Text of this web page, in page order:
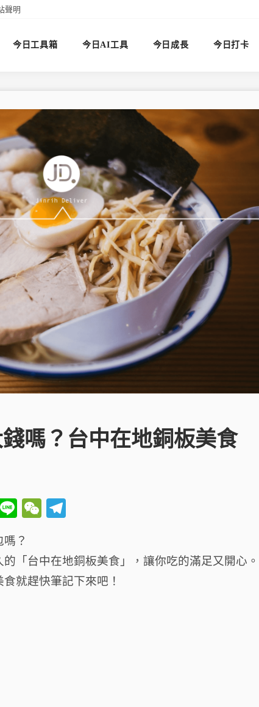
聲明
今日工具箱 今日AI工具 今日成長 今日打卡
嗎？台中在地銅板美食
Li
e
W
h
a
g
ra
？
「台中在地銅板美食」， 讓你吃的滿足又開心。
就趕快筆記下來吧！